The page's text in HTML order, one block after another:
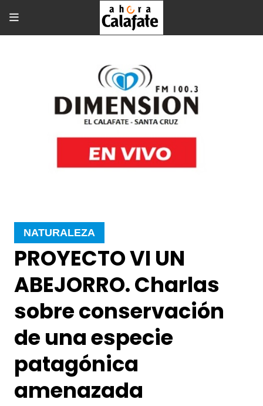
PROYECTO VI UN
ABEJORRO. Charlas
sobre conservación
de una especie
patagónica
amenazada
NATURALEZA